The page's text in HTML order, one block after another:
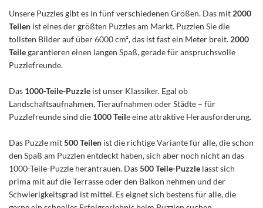
Unsere Puzzles gibt es in fünf verschiedenen Größen. Das mit 2000
Teilen ist eines der größten Puzzles am Markt. Puzzlen Sie die
tollsten Bilder auf über 6000 cm², das ist fast ein Meter breit. 2000
Teilegarantieren einen langen Spaß, gerade für anspruchsvolle
Puzzlefreunde.
Das 1000-Teile-Puzzle ist unser Klassiker. Egal ob
Landschaftsaufnahmen, Tieraufnahmen oder Städte – für
Puzzlefreunde sind die 1000 Teile eine attraktive Herausforderung.
Das Puzzle mit500 Teilen ist die richtige Variante für alle, die schon
den Spaß am Puzzlen entdeckt haben, sich aber noch nicht an das
1000-Teile-Puzzle herantrauen. Das500 Teile-Puzzle lässt sich
prima mit auf die Terrasse oder den Balkon nehmen und der
Schwierigkeitsgrad ist mittel. Es eignet sich bestens für alle, die